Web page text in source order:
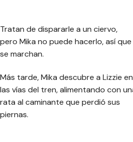
Tratan de dispararle a un ciervo,
pero Mika no puede hacerlo, así que
se marchan.
Más tarde, Mika descubre a Lizzie en
las vías del tren, alimentando con
rata al caminante que perdió sus
piernas.